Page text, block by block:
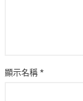
顯示名稱 *